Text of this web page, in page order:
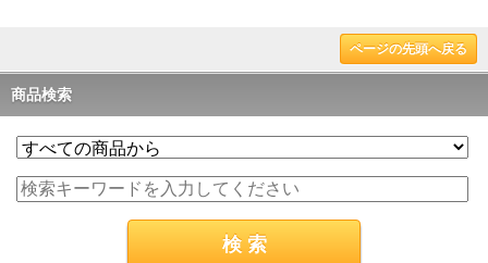
ページの先頭へ戻る
商品検索